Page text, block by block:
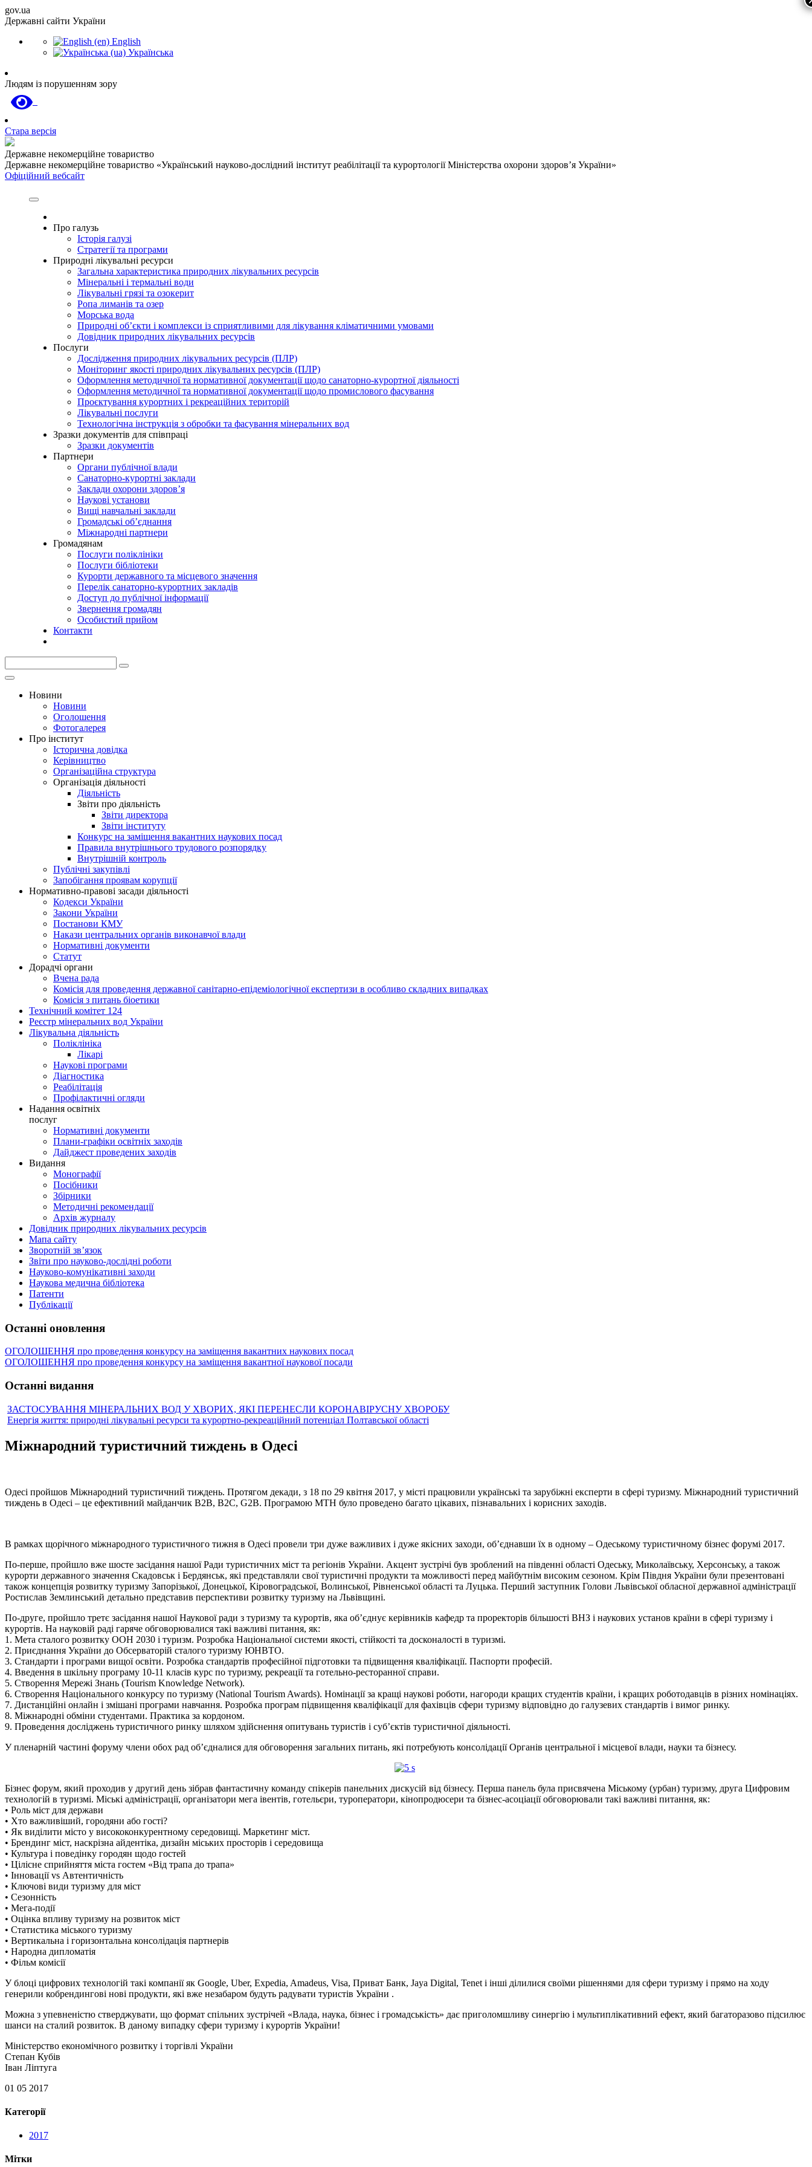
gov.ua
Державні сайти України
English
Українська
Людям із порушенням зору
Стара версія
Державне некомерційне товариство
Державне некомерційне товариство «Український науково-дослідний інститут реабілітації та курортології Міністерства охорони здоров’я України»
Офіційний вебсайт
Про галузь
Історія галузі
Стратегії та програми
Природні лікувальні ресурси
Загальна характеристика природних лікувальних ресурсів
Мінеральні і термальні води
Лікувальні грязі та озокерит
Ропа лиманів та озер
Морська вода
Природні об’єкти і комплекси із сприятливими для лікування кліматичними умовами
Довідник природних лікувальних ресурсів
Послуги
Дослідження природних лікувальних ресурсів (ПЛР)
Моніторинг якості природних лікувальних ресурсів (ПЛР)
Оформлення методичної та нормативної документації щодо санаторно-курортної діяльності
Оформлення методичної та нормативної документації щодо промислового фасування
Проєктування курортних і рекреаційних територій
Лікувальні послуги
Технологічна інструкція з обробки та фасування мінеральних вод
Зразки документів для співпраці
Зразки документів
Партнери
Органи публічної влади
Санаторно-курортні заклади
Заклади охорони здоров’я
Наукові установи
Вищі навчальні заклади
Громадські об’єднання
Міжнародні партнери
Громадянам
Послуги поліклініки
Послуги бібліотеки
Курорти державного та місцевого значення
Перелік санаторно-курортних закладів
Доступ до публічної інформації
Звернення громадян
Особистий прийом
Контакти
Новини
Новини
Оголошення
Фотогалерея
Про інститут
Історична довідка
Керівництво
Організаційна структура
Організація діяльності
Діяльність
Звіти про діяльність
Звіти директора
Звіти інституту
Конкурс на заміщення вакантних наукових посад
Правила внутрішнього трудового розпорядку
Внутрішній контроль
Публічні закупівлі
Запобігання проявам корупції
Нормативно-правові засади діяльності
Кодекси України
Закони України
Постанови КМУ
Накази центральних органів виконавчої влади
Нормативні документи
Статут
Дорадчі органи
Вчена рада
Комісія для проведення державної санітарно-епідеміологічної експертизи в особливо складних випадках
Комісія з питань біоетики
Технічний комітет 124
Реєстр мінеральних вод України
Лікувальна діяльність
Поліклініка
Лікарі
Наукові програми
Діагностика
Реабілітація
Профілактичні огляди
Надання освітніх
послуг
Нормативні документи
Плани-графіки освітніх заходів
Дайджест проведених заходів
Видання
Монографії
Посібники
Збірники
Методичні рекомендації
Архів журналу
Довідник природних лікувальних ресурсів
Мапа сайту
Зворотній зв’язок
Звіти про науково-дослідні роботи
Науково-комунікативні заходи
Наукова медична бібліотека
Патенти
Публікації
Останні оновлення
ОГОЛОШЕННЯ про проведення конкурсу на заміщення вакантних наукових посад
ОГОЛОШЕННЯ про проведення конкурсу на заміщення вакантної наукової посади
Останні видання
ЗАСТОСУВАННЯ МІНЕРАЛЬНИХ ВОД У ХВОРИХ, ЯКІ ПЕРЕНЕСЛИ КОРОНАВІРУСНУ ХВОРОБУ
Енергія життя: природні лікувальні ресурси та курортно-рекреаційний потенціал Полтавської області
Міжнародний туристичний тиждень в Одесі
Одесі пройшов Міжнародний туристичний тиждень. Протягом декади, з 18 по 29 квітня 2017, у місті працювили українські та зарубіжні експерти в сфері туризму. Міжнародний туристичний
тиждень в Одесі – це ефективний майданчик В2В, В2С, G2B. Програмою МТН було проведено багато цікавих, пізнавальних і корисних заходів.
В рамках щорічного міжнародного туристичного тижня в Одесі провели три дуже важливих і дуже якісних заходи, об’єднавши їх в одному – Одеському туристичному бізнес форумі 2017.
По-перше, пройшло вже шосте засідання нашої Ради туристичних міст та регіонів України. Акцент зустрічі був зроблений на південні області Одеську, Миколаївську, Херсонську, а також
курорти державного значення Скадовськ і Бердянськ, які представляли свої туристичні продукти та можливості перед майбутнім високим сезоном. Крім Півдня України були презентовані
також концепція розвитку туризму Запорізької, Донецької, Кіровоградської, Волинської, Рівненської області та Луцька. Перший заступник Голови Львівської обласної державної адміністрації
Ростислав Землинський детально представив перспективи розвитку туризму на Львівщині.
По-друге, пройшло третє засідання нашої Наукової ради з туризму та курортів, яка об’єднує керівників кафедр та проректорів більшості ВНЗ і наукових установ країни в сфері туризму і
курортів. На науковій раді гаряче обговорювалися такі важливі питання, як:
1. Мета сталого розвитку ООН 2030 і туризм. Розробка Національної системи якості, стійкості та досконалості в туризмі.
2. Приєднання України до Обсерваторій сталого туризму ЮНВТО.
3. Стандарти і програми вищої освіти. Розробка стандартів професійної підготовки та підвищення кваліфікації. Паспорти професій.
4. Введення в шкільну програму 10-11 класів курс по туризму, рекреації та готельно-ресторанної справи.
5. Створення Мережі Знань (Tourism Knowledge Network).
6. Створення Національного конкурсу по туризму (National Tourism Awards). Номінації за кращі наукові роботи, нагороди кращих студентів країни, і кращих роботодавців в різних номінаціях.
7. Дистанційні онлайн і змішані програми навчання. Розробка програм підвищення кваліфікації для фахівців сфери туризму відповідно до галузевих стандартів і вимог ринку.
8. Міжнародні обміни студентами. Практика за кордоном.
9. Проведення досліджень туристичного ринку шляхом здійснення опитувань туристів і суб’єктів туристичної діяльності.
У пленарній частині форуму члени обох рад об’єдналися для обговорення загальних питань, які потребують консолідації Органів центральної і місцевої влади, науки та бізнесу.
Бізнес форум, який проходив у другий день зібрав фантастичну команду спікерів панельних дискусій від бізнесу. Перша панель була присвячена Міському (урбан) туризму, друга Цифровим
технологій в туризмі. Міські адміністрації, організатори мега івентів, готельєри, туроператори, кінопродюсери та бізнес-асоціації обговорювали такі важливі питання, як:
• Роль міст для держави
• Хто важливіший, городяни або гості?
• Як виділити місто у висококонкурентному середовищі. Маркетинг міст.
• Брендинг міст, наскрізна айдентіка, дизайн міських просторів і середовища
• Культура і поведінку городян щодо гостей
• Цілісне сприйняття міста гостем «Від трапа до трапа»
• Інновації vs Автентичність
• Ключові види туризму для міст
• Сезонність
• Мега-події
• Оцінка впливу туризму на розвиток міст
• Статистика міського туризму
• Вертикальна і горизонтальна консолідація партнерів
• Народна дипломатія
• Фільм комісії
У блоці цифрових технологій такі компанії як Google, Uber, Expedia, Amadeus, Visa, Приват Банк, Jaya Digital, Tenet і інші ділилися своїми рішеннями для сфери туризму і прямо на ходу
генерили кобрендингові нові продукти, які вже незабаром будуть радувати туристів України .
Можна з упевненістю стверджувати, що формат спільних зустрічей «Влада, наука, бізнес і громадськість» дає приголомшливу синергію і мультиплікативний ефект, який багаторазово підсилює
шанси на сталий розвиток. В даному випадку сфери туризму і курортів України!
Міністерство економічного розвитку і торгівлі України
Степан Кубів
Іван Ліптуга
01 05 2017
Категорії
2017
Мітки